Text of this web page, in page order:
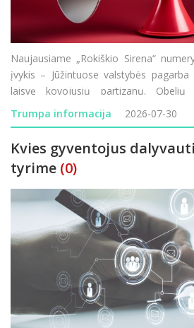
Naujausiame „Rokiškio Sirena“
įvykis – Jūžintuose valstybės
laisvę kovojusių partizanų. Obelių
nebegali taikstytis su kasdienėmis
Rudolf
Trumpa informacija 2026-07-30
Kvies gyventojus
tyrime (0)